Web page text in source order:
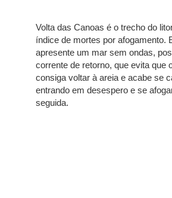
Volta das Canoas é o trecho do
índice de mortes por afogamento.
apresente um mar sem ondas,
corrente de retorno, que evita que
consiga voltar à areia e acabe se
entrando em desespero e se
seguida.